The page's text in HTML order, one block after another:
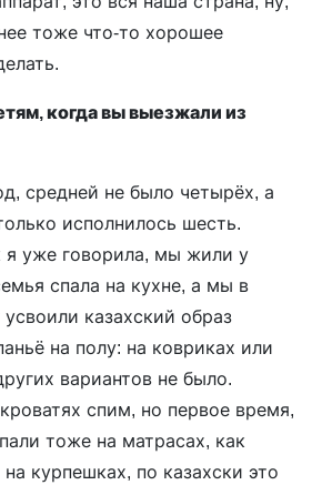
тоже что-то хорошее
когда вы выезжали из
средней не было четырёх, а
исполнилось шесть.
я уже говорила, мы жили у
спала на кухне, а мы в
казахский образ
на полу: на ковриках или
вариантов не было.
спим, но первое время,
тоже на матрасах, как
курпешках, по казахски это